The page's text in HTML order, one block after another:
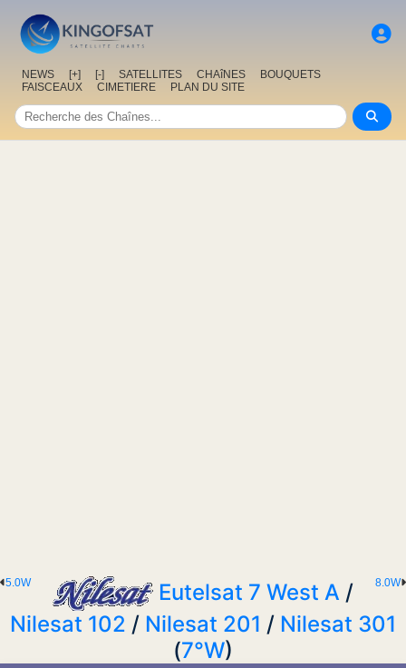
NEWS [+] [-] SATELLITES CHAîNES
BOUQUETS
FAISCEAUX
CIMETIERE PLAN DU SITE
8.0W
5.0W Eutelsat 7 West A /
Nilesat 102 / Nilesat 201 / Nilesat 301
(7°W)